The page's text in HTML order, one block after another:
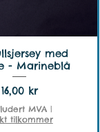
med
- Marineblå
Pris
16,00 kr
MVA|
tilkommer